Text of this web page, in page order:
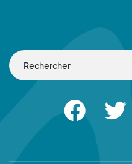
Facebook